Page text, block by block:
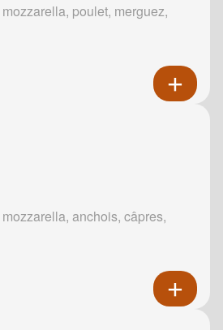
poulet, merguez,
anchois, câpres,